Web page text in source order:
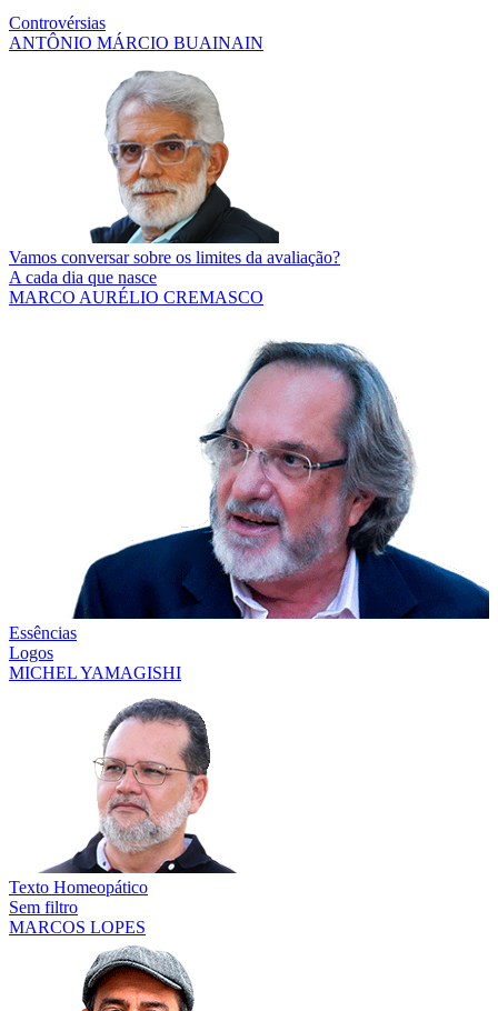
Controvérsias
ANTÔNIO MÁRCIO BUAINAIN
Vamos conversar sobre os limites da avaliação?
A cada dia que nasce
MARCO AURÉLIO CREMASCO
Essências
Logos
MICHEL YAMAGISHI
Texto Homeopático
Sem filtro
MARCOS LOPES